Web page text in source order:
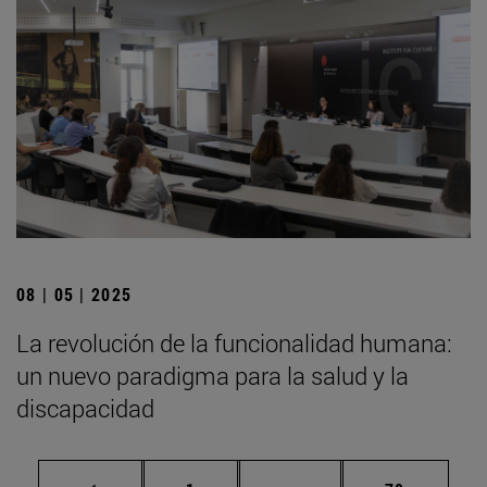
08 | 05 | 2025
La revolución de la funcionalidad humana:
un nuevo paradigma para la salud y la
discapacidad